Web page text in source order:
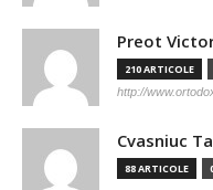
Preot
210 ARTICOLE
http://
Cvasniuc
88 ARTICOLE